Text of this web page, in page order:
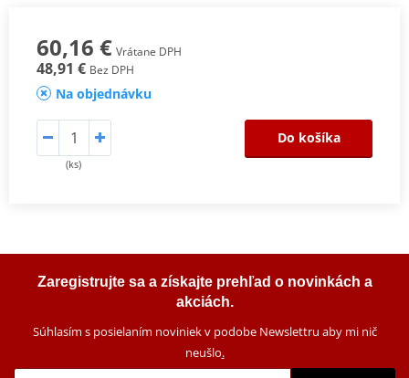
60,16 € Vrátane DPH
48,91 € Bez DPH
Na objednávku
(ks)
Do košíka
Zaregistrujte sa a získajte prehľad o novinkách a
akciách.
Súhlasím s posielaním noviniek v podobe Newslettru aby mi nič
neušlo.